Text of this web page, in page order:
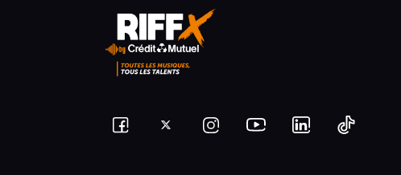
Suivez-Suivez-Nous
NousNous Nous